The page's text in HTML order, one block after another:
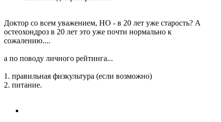
Доктор со всем уважением, НО - в 20 лет уже старость? А
остеохондроз в 20 лет это уже почти нормально к
сожалению....
а по поводу личного рейтинга...
1. правильная физкультура (если возможно)
2. питание.